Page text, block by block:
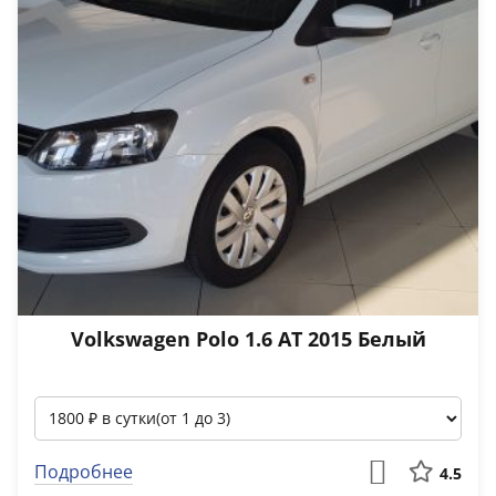
Volkswagen Polo 1.6 АТ 2015 Белый
Подробнее 4.5